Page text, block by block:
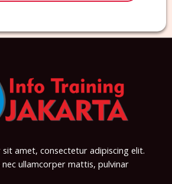
amet, consectetur adipiscing elit.
ullamcorper mattis, pulvinar